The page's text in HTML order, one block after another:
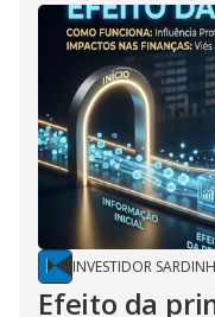
INVESTIDOR
Efeito da